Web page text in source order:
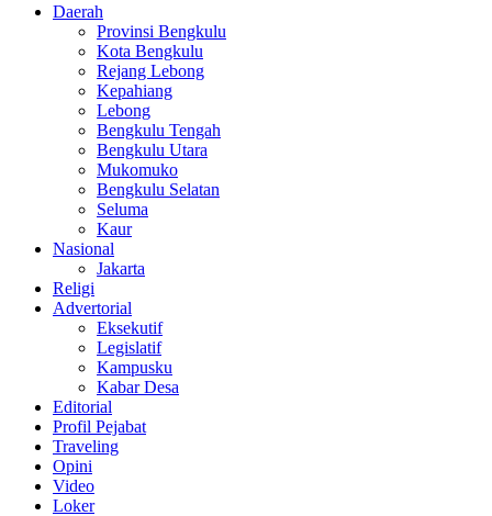
Daerah
Provinsi Bengkulu
Kota Bengkulu
Rejang Lebong
Kepahiang
Lebong
Bengkulu Tengah
Bengkulu Utara
Mukomuko
Bengkulu Selatan
Seluma
Kaur
Nasional
Jakarta
Religi
Advertorial
Eksekutif
Legislatif
Kampusku
Kabar Desa
Editorial
Profil Pejabat
Traveling
Opini
Video
Loker